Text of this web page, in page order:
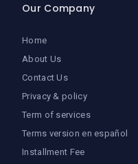
Our Company
Home
About Us
Contact Us
Privacy & policy
Term of services
Terms version en español
Installment Fee